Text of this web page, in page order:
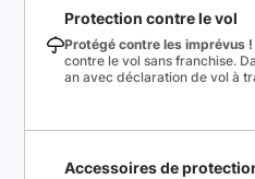
Protection contre le vol
Protégé contre les imprévus !
contre le vol sans franchise.
an avec déclaration de vol à
Accessoires de